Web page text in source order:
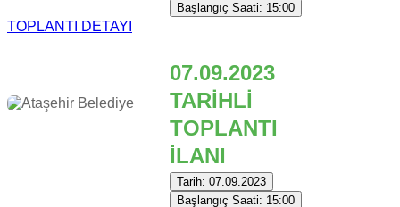
Başlangıç Saati: 15:00
TOPLANTI DETAYI
07.09.2023
TARİHLİ
TOPLANTI
İLANI
Tarih: 07.09.2023
Başlangıç Saati: 15:00